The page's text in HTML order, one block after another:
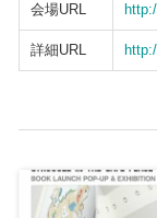
会場URL
詳細URL